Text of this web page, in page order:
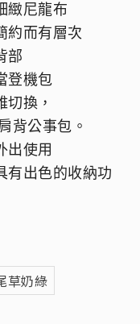
緻尼龍布
約而有層次
部
登機包
切換，
背公事包。
出使用
有出色的收納功
草奶綠